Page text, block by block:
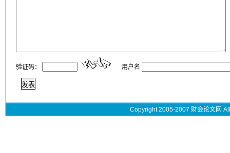
验证码： 用户名
Copyright 2005-2007 财会论文网